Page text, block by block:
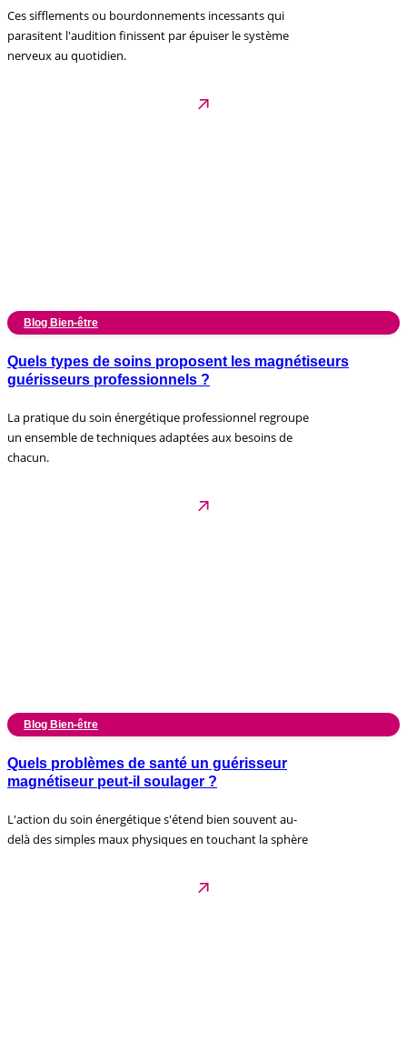
Ces sifflements ou bourdonnements incessants qui
parasitent l'audition finissent par épuiser le système
nerveux au quotidien.
Blog Bien-être
Quels types de soins proposent les magnétiseurs
guérisseurs professionnels ?
La pratique du soin énergétique professionnel regroupe
un ensemble de techniques adaptées aux besoins de
chacun.
Blog Bien-être
Quels problèmes de santé un guérisseur
magnétiseur peut-il soulager ?
L'action du soin énergétique s'étend bien souvent au-
delà des simples maux physiques en touchant la sphère